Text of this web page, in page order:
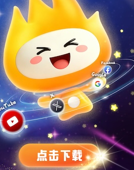
支持[0] 反对
支持[0] 反对[0]
旋风加速器
软件中心 雷霆加速
狂飙加速器